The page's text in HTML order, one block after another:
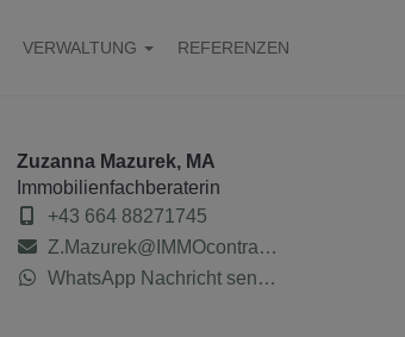
VERWALTUNG REFERENZEN
Zuzanna Mazurek, MA
Immobilienfachberaterin
+43 664 88271745
Z.Mazurek@IMMOcontract.at
WhatsApp Nachricht senden